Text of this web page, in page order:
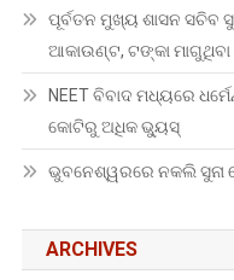
ପୂର୍ବତନ ମୁଖ୍ୟ ଶାସନ ସଚିବ
ଆକାଉଣ୍ଟ, ଟଙ୍କା
NEET ବିବାଦ ମଧ୍ୟରେ
କୋଟିରୁ ଅଧିକ ଭ୍ୟୁସ୍
ଭୁବନେଶ୍ୱରରେ ନକଲି ସୁନା
ARCHIVES